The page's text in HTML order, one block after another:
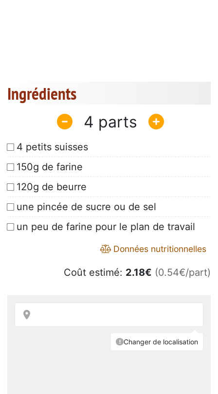
Ingrédients
4
4 petits suisses
150g de farine
120g de beurre
une pincée de sucre ou de sel
un peu de farine pour le plan de travail
Données nutritionnelles
Coût estimé: 2.18€ (0.54€/part)